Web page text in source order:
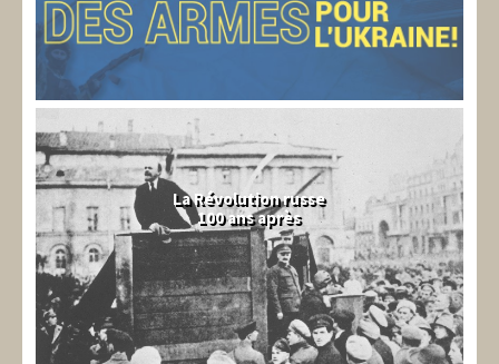
La Révolution russe
100 ans après